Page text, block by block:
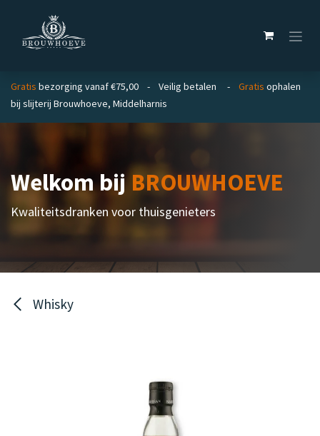
Gratis bezorging vanaf €75,00 - Veilig betalen - Gratis ophalen
bij slijterij Brouwhoeve, Middelharnis
Welkom bijBROUWHOEVE
Kwaliteitsdranken voor thuisgenieters
Whisky